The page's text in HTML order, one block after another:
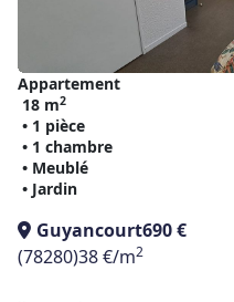
Appartement
18 m2
• 1 pièce
• 1 chambre
• Meublé
• Jardin
Guyancourt690 €
(78280)38 €/m2